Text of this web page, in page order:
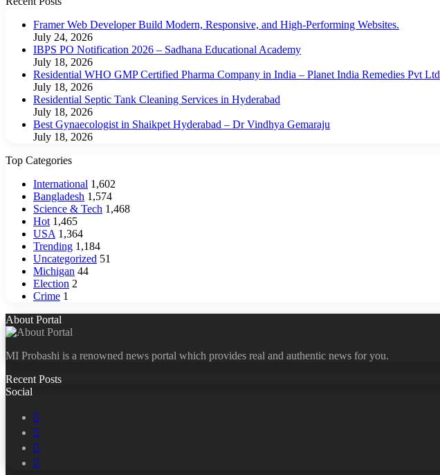
Framer Web Developer Build Modern, Responsive, and High-Performing Websites.
July 24, 2026
IBPS PO Notification 2026 – Sadhana Educational Academy
July 18, 2026
Residential WHO GMP Certified Pharma Company in India – Planet India Remedies Pvt Ltd
July 18, 2026
Residential Septic Tank Cleaning Services in Hyderabad
July 18, 2026
Best Gynaecologist in Shaikpet Hyderabad – Dr Vindhya Gemaraju
July 18, 2026
Top Categories
International 1,602
Bangladesh 1,574
Science & Tech 1,468
Hot 1,465
USA 1,364
Trending 1,184
Uncategorized 51
Michigan 44
Election 2
Crime 1
About Portal
MI Probashi is a renowned news portal which provides real and authentic news for you.
Recent Posts
Social